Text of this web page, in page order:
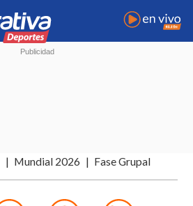
Mundial 2026 Fase Grupal